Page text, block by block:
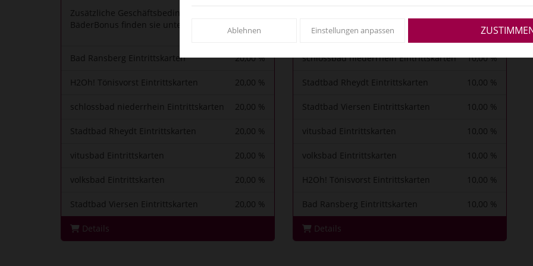
Zusätzliche Geschäftsbedingungen über den
BäderBonus finden sie unter unseren AGB´s.
Bad Ransberg Eintrittskarten 20,00 %
H2Oh! Tönisvorst Eintrittskarten 20,00 %
schlossbad niederrhein Eintrittskarten 20,00 %
Stadtbad Rheydt Eintrittskarten 20,00 %
vitusbad Eintrittskarten 20,00 %
volksbad Eintrittskarten 20,00 %
Stadtbad Viersen Eintrittskarten 20,00 %
Details
BäderBonus finden sie unter unseren AGB´s.
schlossbad niederrhein Eintrittskarten 10,00 %
Stadtbad Rheydt Eintrittskarten 10,00 %
Stadtbad Viersen Eintrittskarten 10,00 %
vitusbad Eintrittskarten 10,00 %
volksbad Eintrittskarten 10,00 %
H2Oh! Tönisvorst Eintrittskarten 10,00 %
Bad Ransberg Eintrittskarten 10,00 %
Details
Ablehnen Einstellungen anpassen